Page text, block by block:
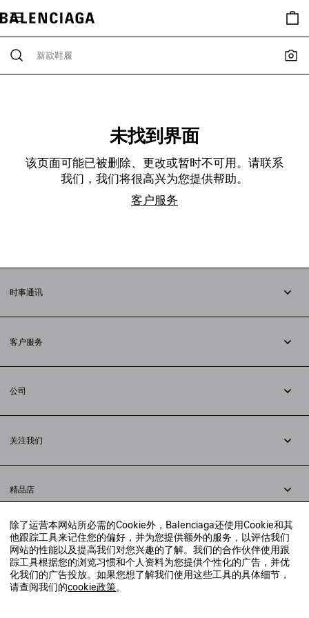
除了运营本网站所必需的Cookie外，Balenciaga还使用Cookie和其
他跟踪工具来记住您的偏好，并为您提供额外的服务，以评估我们
网站的性能以及提高我们对您兴趣的了解。我们的合作伙伴使用跟
踪工具根据您的浏览习惯和个人资料为您提供个性化的广告，并优
化我们的广告投放。如果您想了解我们使用这些工具的具体细节，
请查阅我们的cookie政策。
未找到界面
该页面可能已被删除、更改或暂时不可用。请联系
我们，我们将很高兴为您提供帮助。
客户服务
时事通讯
客户服务
配送方式
支付
常见问题解答
公司
法律问题
联合国世界粮食计划署
举报平台
关注我们
小红书
精品店
寻找附近的精品店
实时聊天客服
发送邮件
我们将在24小时内给予回复
联系我们：400-610-6018
© 2020 巴黎世家贸易（上海）有限公司